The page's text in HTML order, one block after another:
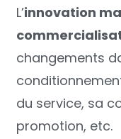
L’innovation
changements
du service, sa
promotion, etc.